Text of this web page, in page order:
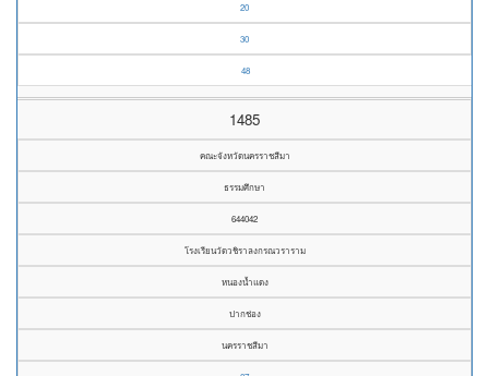
20
30
48
1485
คณะจังหวัดนครราชสีมา
ธรรมศึกษา
644042
โรงเรียนวัดวชิราลงกรณวราราม
หนองน้ำแดง
ปากช่อง
นครราชสีมา